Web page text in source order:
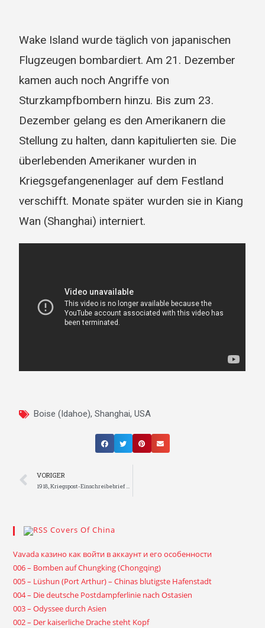
Wake Island wurde täglich von japanischen
Flugzeugen bombardiert. Am 21. Dezember
kamen auch noch Angriffe von
Sturzkampfbombern hinzu. Bis zum 23.
Dezember gelang es den Amerikanern die
Stellung zu halten, dann kapitulierten sie. Die
überlebenden Amerikaner wurden in
Kriegsgefangenenlager auf dem Festland
verschifft. Monate später wurden sie in Kiang
Wan (Shanghai) interniert.
Boise (Idahoe),Shanghai,USA
VORIGER
1918, Kriegspost-Einschreibebrief aus Harbin mit franz. Zensur
Covers Of China
Vavada казино как войти в аккаунт и его особенности
006 – Bomben auf Chungking (Chongqing)
005 – Lüshun (Port Arthur) – Chinas blutigste Hafenstadt
004 – Die deutsche Postdampferlinie nach Ostasien
003 – Odyssee durch Asien
002 – Der kaiserliche Drache steht Kopf